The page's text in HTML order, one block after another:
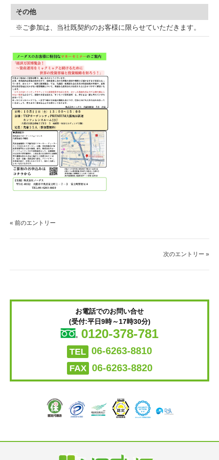
その他
※ご参加は、当社既契約のお客様に限らせていただきます。
« 前のエントリー
次のエントリー »
お電話でのお問い合せ
(受付:平日9時～17時30分)
0120-378-781
TEL 06-6263-8810
FAX 06-6263-8820